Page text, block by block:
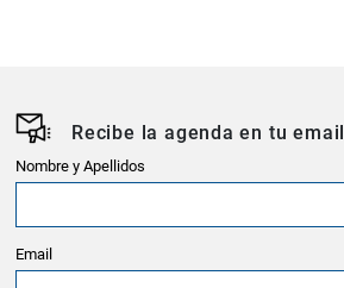
Recibe la agenda en tu email
Nombre y Apellidos
Email